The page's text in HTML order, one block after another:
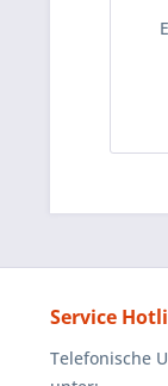
Service
Telefonische